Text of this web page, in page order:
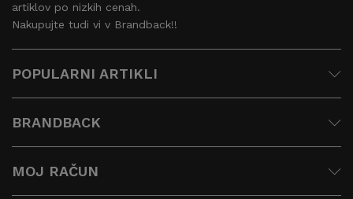
artiklov po nizkih cenah.
Nakupujte tudi vi v Brandback!!
POPULARNI ARTIKLI
BRANDBACK
MOJ RAČUN